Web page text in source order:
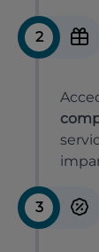
2
3